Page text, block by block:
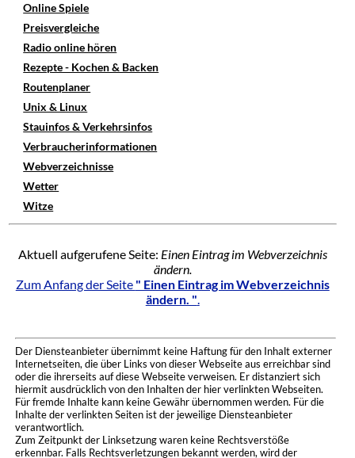
Online Spiele
Preisvergleiche
Radio online hören
Rezepte - Kochen & Backen
Routenplaner
Unix & Linux
Stauinfos & Verkehrsinfos
Verbraucherinformationen
Webverzeichnisse
Wetter
Witze
Aktuell aufgerufene Seite: Einen Eintrag im Webverzeichnis
ändern.
Zum Anfang der Seite " Einen Eintrag im Webverzeichnis
ändern. ".
Der Diensteanbieter übernimmt keine Haftung für den Inhalt externer
Internetseiten, die über Links von dieser Webseite aus erreichbar sind
oder die ihrerseits auf diese Webseite verweisen. Er distanziert sich
hiermit ausdrücklich von den Inhalten der hier verlinkten Webseiten.
Für fremde Inhalte kann keine Gewähr übernommen werden. Für die
Inhalte der verlinkten Seiten ist der jeweilige Diensteanbieter
verantwortlich.
Zum Zeitpunkt der Linksetzung waren keine Rechtsverstöße
erkennbar. Falls Rechtsverletzungen bekannt werden, wird der